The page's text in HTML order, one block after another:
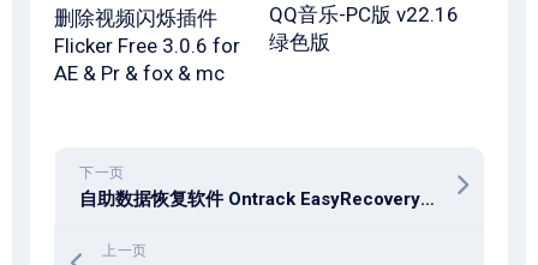
删除视频闪烁插件
Flicker Free 3.0.6 for
AE & Pr & fox & mc
QQ音乐-PC版 v22.16
绿色版
下一页
自助数据恢复软件 Ontrack EasyRecovery 16.0.0.8
上一页